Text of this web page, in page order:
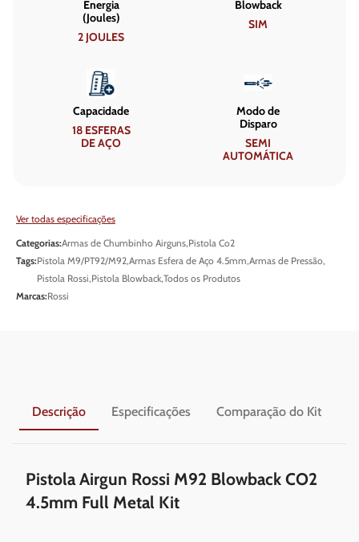
Energia
(Joules)
2 JOULES
Blowback
SIM
Capacidade
18 ESFERAS
DE AÇO
Modo de
Disparo
SEMI
AUTOMÁTICA
Ver todas especificações
Categorias:Armas de Chumbinho Airguns,Pistola Co2
Tags:Pistola M9/PT92/M92,Armas Esfera de Aço 4.5mm,Armas de Pressão,
Pistola Rossi,Pistola Blowback,Todos os Produtos
Marcas:Rossi
Descrição Especificações Comparação do Kit
Pistola Airgun Rossi M92 Blowback CO2
4.5mm Full Metal Kit